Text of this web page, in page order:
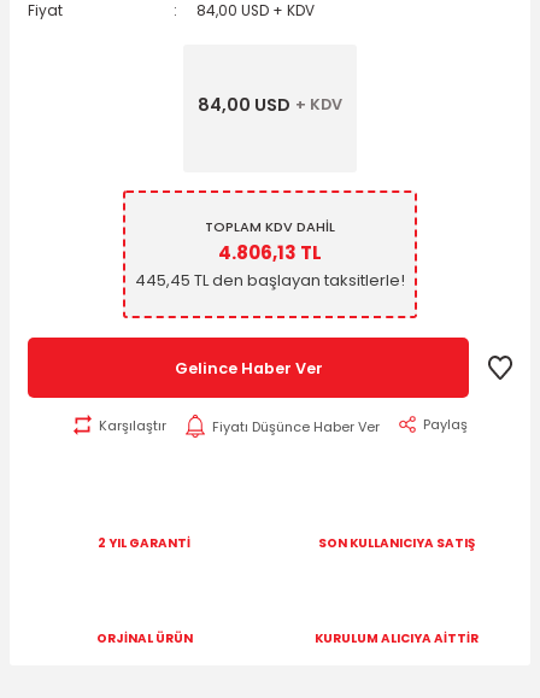
Fiyat
84,00 USD + KDV
84,00 USD + KDV
TOPLAM KDV DAHİL
4.806,13 TL
445,45 TL den başlayan taksitlerle!
Gelince Haber Ver
Karşılaştır Fiyatı Düşünce Haber Ver Paylaş
2 YIL GARANTİ SON KULLANICIYA SATIŞ
ORJİNAL ÜRÜN KURULUM ALICIYA AİTTİR